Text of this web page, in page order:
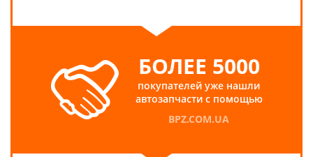
БОЛЕЕ 5000
покупателей уже нашли
автозапчасти с помощью
BPZ.COM.UA